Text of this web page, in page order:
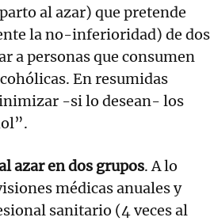
al azar) que pretende
la no-inferioridad) de dos
a personas que consumen
En resumidas
-si lo desean- los
azar en dos grupos. A lo
médicas anuales y
sanitario (4 veces al